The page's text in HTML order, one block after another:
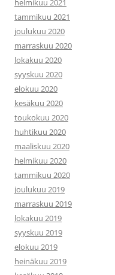
helmikuu 2021
tammikuu 2021
joulukuu 2020
marraskuu 2020
lokakuu 2020
syyskuu 2020
elokuu 2020
kesäkuu 2020
toukokuu 2020
huhtikuu 2020
maaliskuu 2020
helmikuu 2020
tammikuu 2020
joulukuu 2019
marraskuu 2019
lokakuu 2019
syyskuu 2019
elokuu 2019
heinäkuu 2019